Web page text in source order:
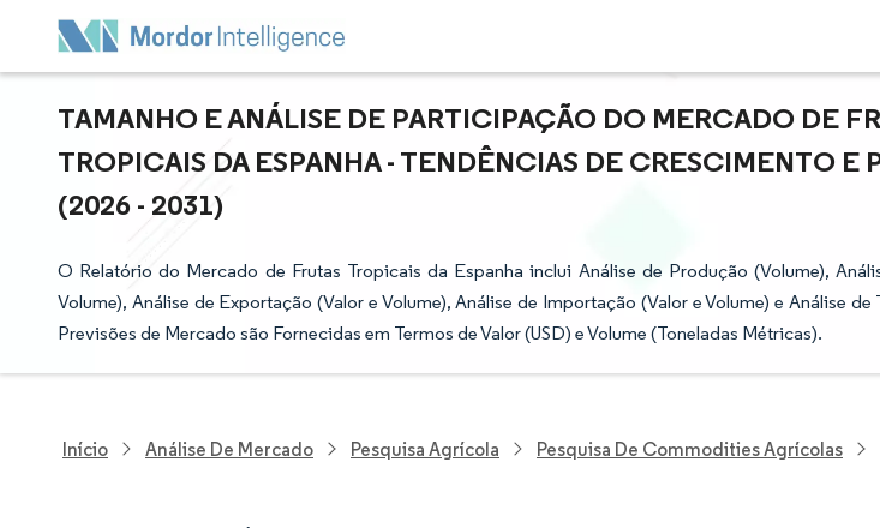
TAMANHO E ANÁLISE DE PARTICIPAÇÃO DO MERCADO DE
TROPICAIS DA ESPANHA - TENDÊNCIAS DE CRESCIMENTO E
(2026 - 2031)
O Relatório do Mercado de Frutas Tropicais da Espanha inclui Análise de Produção (Volume),
Volume), Análise de Exportação (Valor e Volume), Análise de Importação (Valor e Volume) e Análise de
Previsões de Mercado são Fornecidas em Termos de Valor (USD) e Volume (Toneladas Métricas).
Início Análise De Mercado Pesquisa Agrícola Pesquisa De Commodities Agrícolas